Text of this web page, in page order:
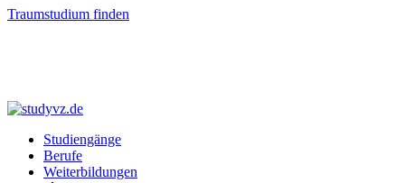
Traumstudium finden
Studiengänge
Berufe
Weiterbildungen